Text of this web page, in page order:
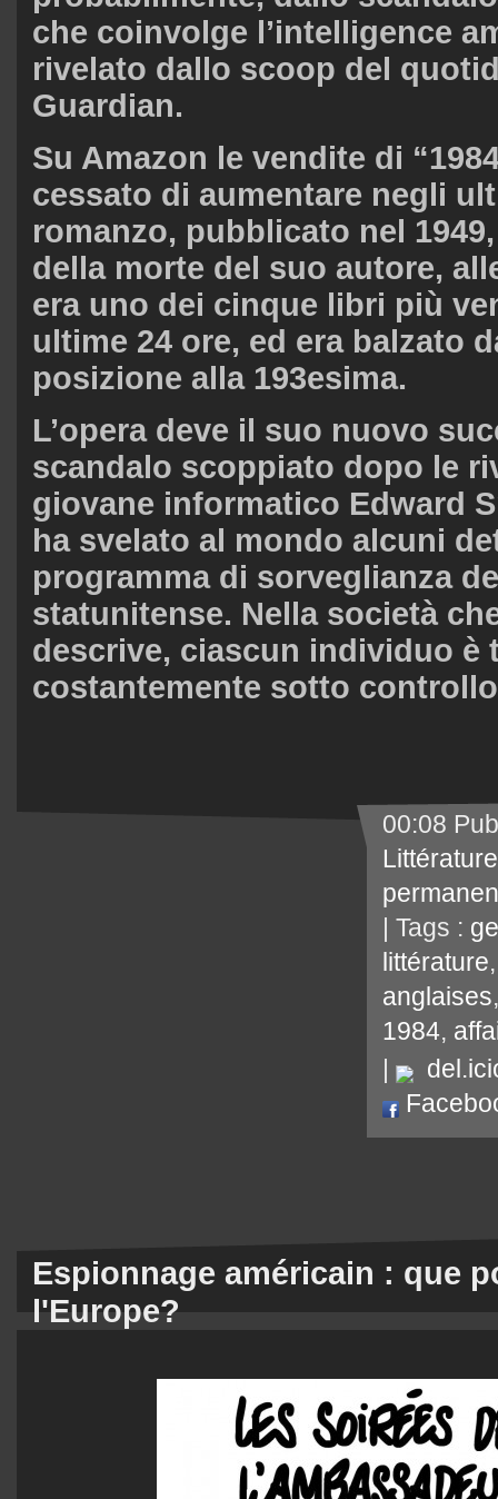
che coinvolge l’intelligence
rivelato dallo scoop del
Guardian.
Su Amazon le vendite di
cessato di aumentare negli
romanzo, pubblicato nel
della morte del suo autore,
era uno dei cinque libri più
ultime 24 ore, ed era balzato
posizione alla 193esima.
L’opera deve il suo nuovo
scandalo scoppiato dopo le
giovane informatico Edward
ha svelato al mondo alcuni
programma di sorveglianza
statunitense. Nella società
descrive, ciascun individuo è
costantemente sotto
00:08
Littérature
| Tags :
littérature
anglaises
1984,
|
Espionnage américain : que
l'Europe?